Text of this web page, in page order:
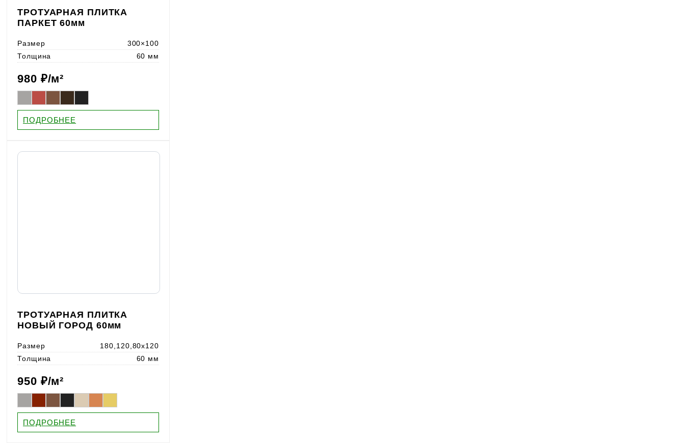
ТРОТУАРНАЯ ПЛИТКА
ПАРКЕТ 60мм
Размер
300×100
Толщина
60 мм
980 ₽/м²
ПОДРОБНЕЕ
ТРОТУАРНАЯ ПЛИТКА
НОВЫЙ ГОРОД 60мм
Размер
180,120,80x120
Толщина
60 мм
950 ₽/м²
ПОДРОБНЕЕ